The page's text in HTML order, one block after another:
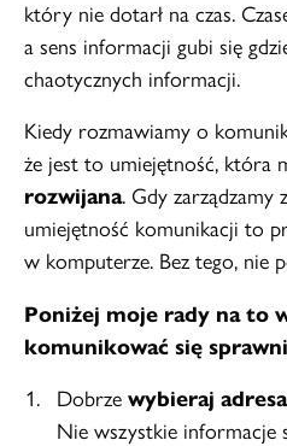
który nie dotarł na czas.
a sens informacji gubi się
chaotycznych informacji.
Kiedy rozmawiamy o
że jest to umiejętność, która
rozwijana. Gdy zarządzamy
umiejętność komunikacji to
w komputerze. Bez tego, nie
Poniżej moje rady na to
komunikować się
Dobrze wybieraj
Nie wszystkie informacje